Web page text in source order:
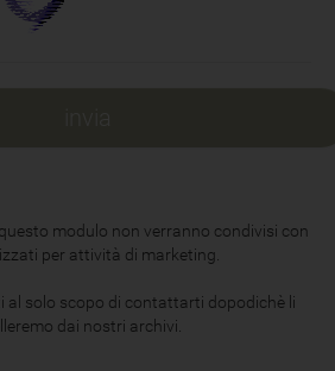
modulo non verranno condivisi con
per attività di marketing.
al solo scopo di contattarti dopodichè li
dai nostri archivi.